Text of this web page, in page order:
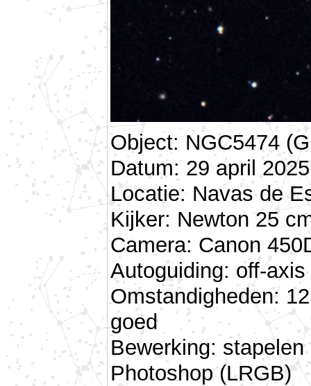
Object: NGC5474
Datum: 29 april
Locatie: Navas de
Kijker: Newton 25
Camera: Canon
Autoguiding: off-
Omstandigheden:
goed
Bewerking:
Photoshop (LRGB)